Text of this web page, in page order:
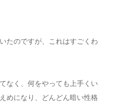
たのですが、これはすごくわ
なく、何をやっても上手くい
めになり、どんどん暗い性格